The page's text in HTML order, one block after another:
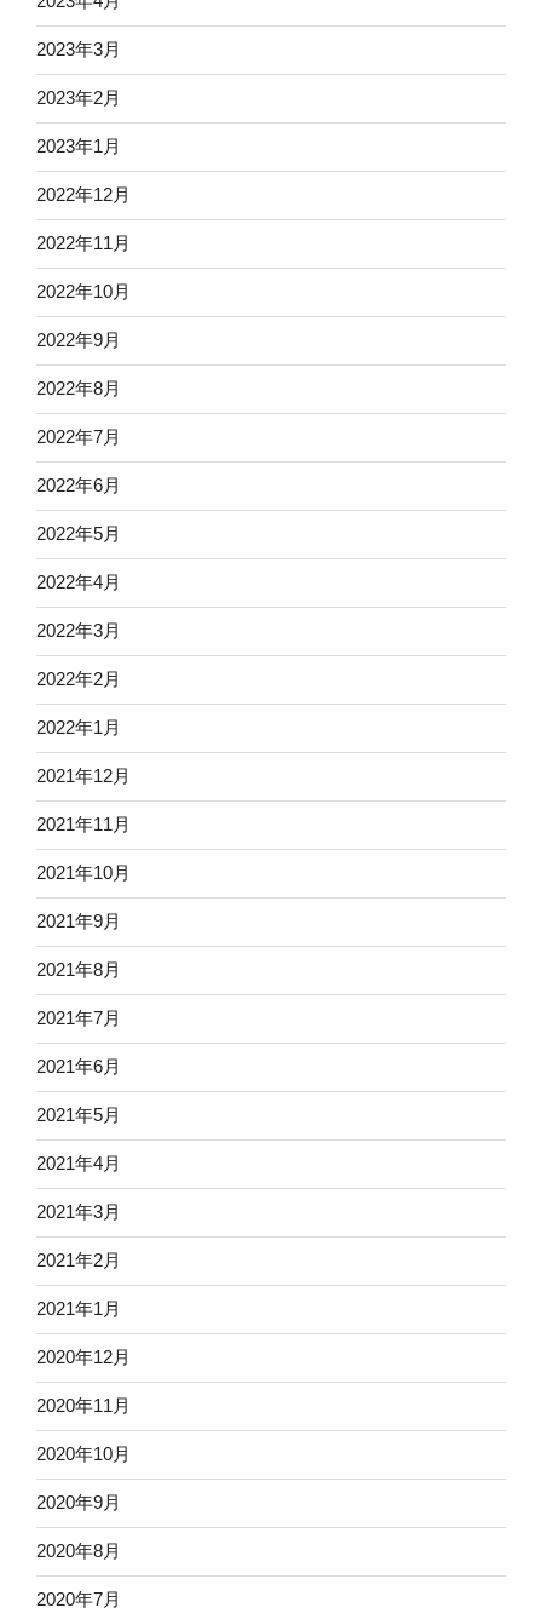
2023年3月
2023年2月
2023年1月
2022年12月
2022年11月
2022年10月
2022年9月
2022年8月
2022年7月
2022年6月
2022年5月
2022年4月
2022年3月
2022年2月
2022年1月
2021年12月
2021年11月
2021年10月
2021年9月
2021年8月
2021年7月
2021年6月
2021年5月
2021年4月
2021年3月
2021年2月
2021年1月
2020年12月
2020年11月
2020年10月
2020年9月
2020年8月
2020年7月